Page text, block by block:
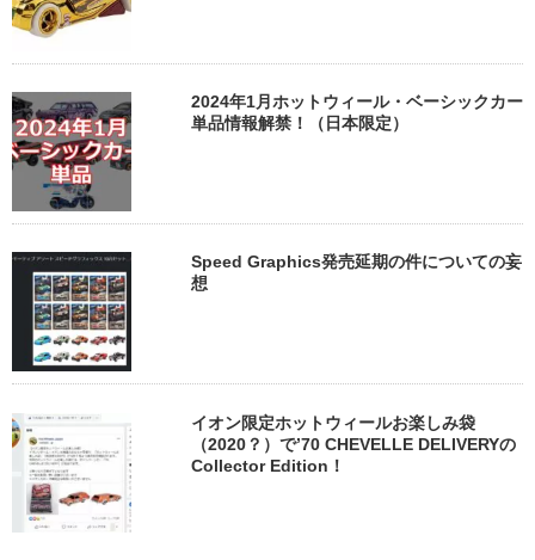
2024年1月ホットウィール・ベーシックカー
単品情報解禁！（日本限定）
Speed Graphics発売延期の件についての妄
想
イオン限定ホットウィールお楽しみ袋
（2020？）で’70 CHEVELLE DELIVERYの
Collector Edition！